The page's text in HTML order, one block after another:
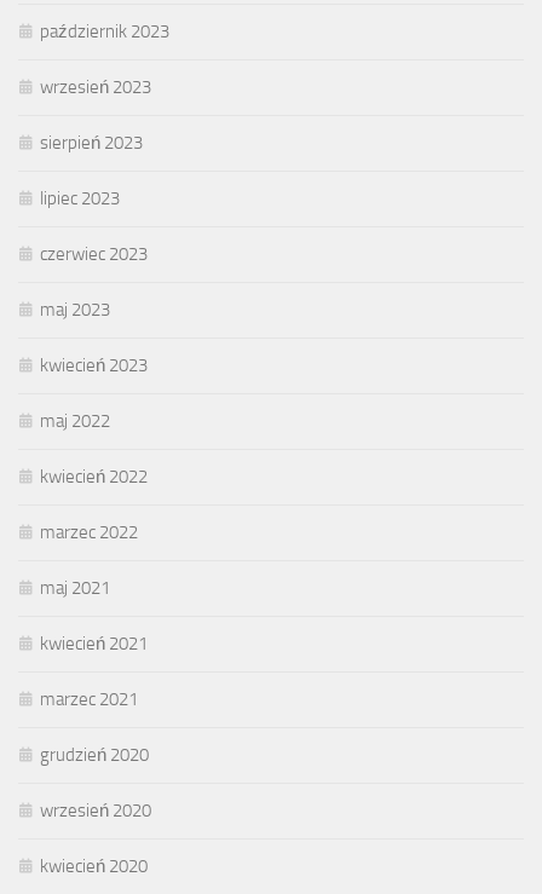
październik 2023
wrzesień 2023
sierpień 2023
lipiec 2023
czerwiec 2023
maj 2023
kwiecień 2023
maj 2022
kwiecień 2022
marzec 2022
maj 2021
kwiecień 2021
marzec 2021
grudzień 2020
wrzesień 2020
kwiecień 2020